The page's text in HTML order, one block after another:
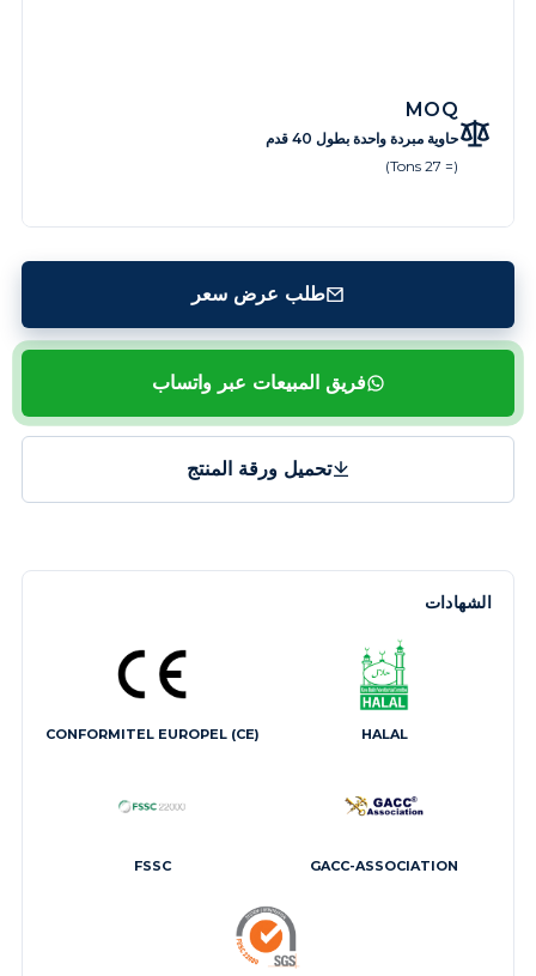
MOQ
حاوية مبردة واحدة بطول 40 قدم
(= 27 Tons)
طلب عرض سعر
فريق المبيعات عبر واتساب
تحميل ورقة المنتج
الشهادات
HALAL
CONFORMITEL EUROPEL (CE)
GACC-ASSOCIATION
FSSC